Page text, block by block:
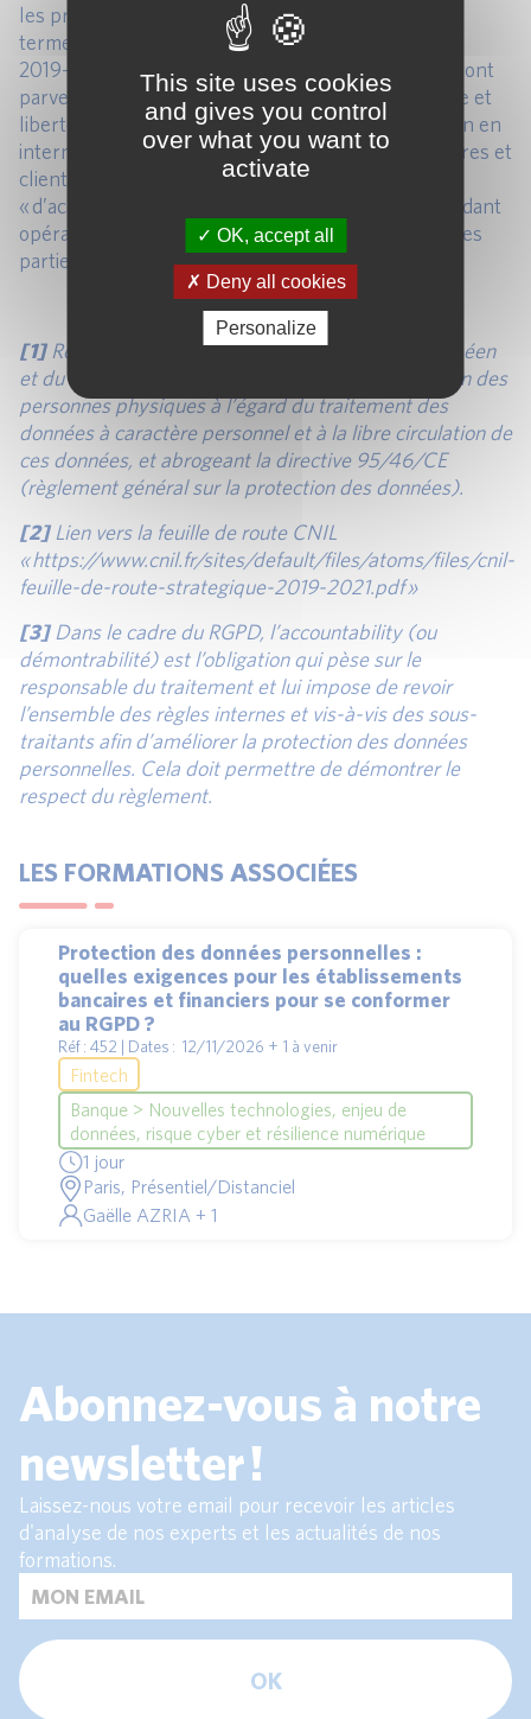
les promesses et potentialités du RGPD » selon les
termes de la feuille de route stratégique de la CNIL
2019-2021[2], les acteurs du secteur bancaire devront
parvenir à instaurer une vraie culture « informatique et
libertés » pleinement partagée et diffusée aussi bien en
interne que vis-à-vis de leurs partenaires, prestataires et
clients. Cela revient à faire de l’obligation
« d’accountability » [3] un vecteur de confiance rendant
opérationnel le principe de primauté des intérêts des
parties prenantes.
[1]Règlement (UE) 2016/679 du Parlement européen
et du Conseil du 27 avril 2016, relatif à la protection des
personnes physiques à l’égard du traitement des
données à caractère personnel et à la libre circulation de
ces données, et abrogeant la directive 95/46/CE
(règlement général sur la protection des données).
[2]Lien vers la feuille de route CNIL
« https://www.cnil.fr/sites/default/files/atoms/files/cnil-
feuille-de-route-strategique-2019-2021.pdf »
[3]Dans le cadre du RGPD, l’accountability (ou
démontrabilité) est l’obligation qui pèse sur le
responsable du traitement et lui impose de revoir
l’ensemble des règles internes et vis-à-vis des sous-
traitants afin d’améliorer la protection des données
personnelles. Cela doit permettre de démontrer le
respect du règlement.
LES FORMATIONS ASSOCIÉES
Protection des données personnelles :
quelles exigences pour les établissements
bancaires et financiers pour se conformer
au RGPD ?
Réf : 452 | Dates : 12/11/2026 + 1 à venir
Fintech
Banque > Nouvelles technologies, enjeu de
données, risque cyber et résilience numérique
1 jour
Paris, Présentiel/Distanciel
Gaëlle AZRIA + 1
Abonnez-vous à notre
newsletter !
Laissez-nous votre email pour recevoir les articles
d'analyse de nos experts et les actualités de nos
formations.
OK
This site uses cookies
and gives you control
over what you want to
activate
OK, accept all
Deny all cookies
Personalize